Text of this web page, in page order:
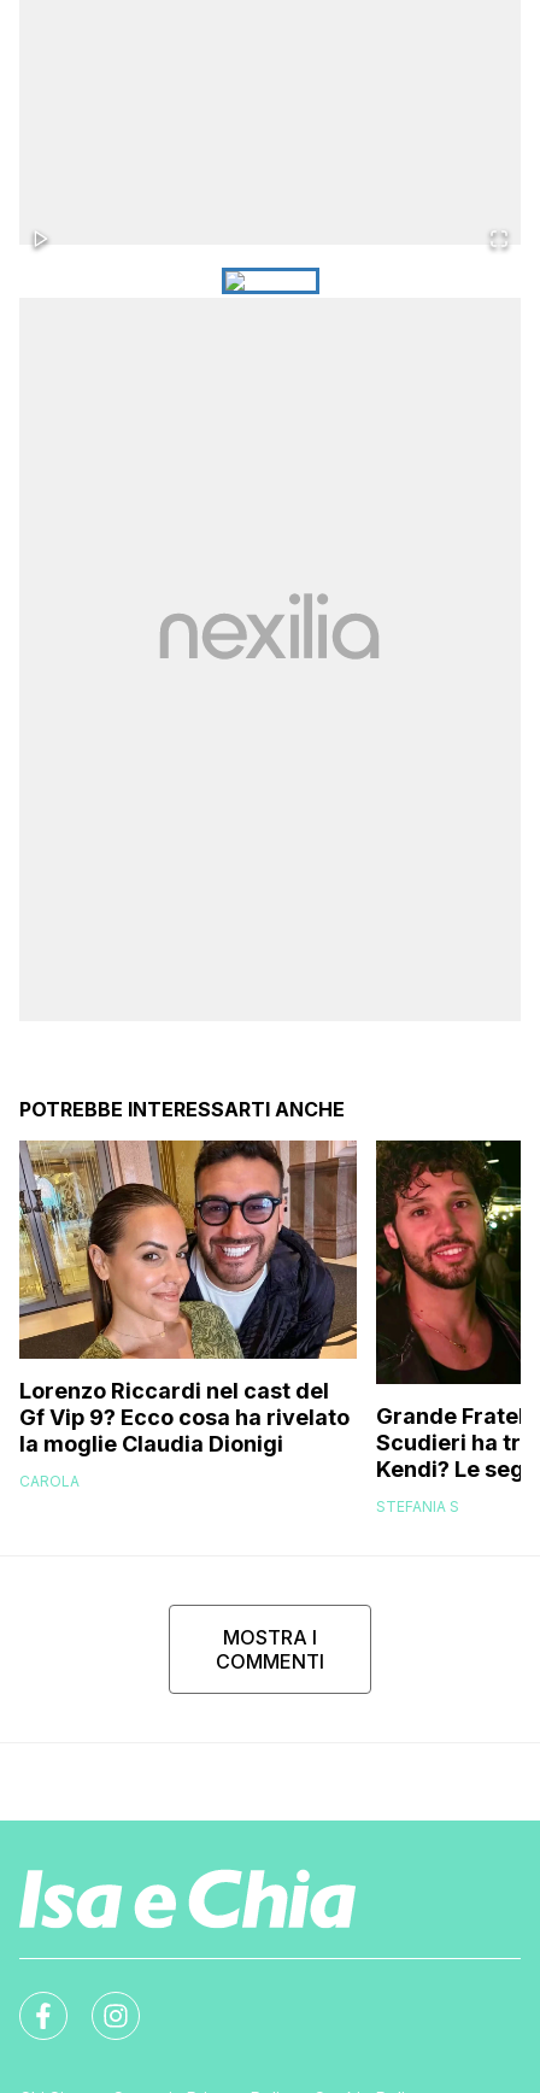
POTREBBE INTERESSARTI ANCHE
Lorenzo Riccardi nel cast del
Gf Vip 9? Ecco cosa ha rivelato
la moglie Claudia Dionigi
CAROLA
Grande
Scudieri ha
Kendi? Le
replica dell’ex
STEFANIA S
MOSTRA I
COMMENTI